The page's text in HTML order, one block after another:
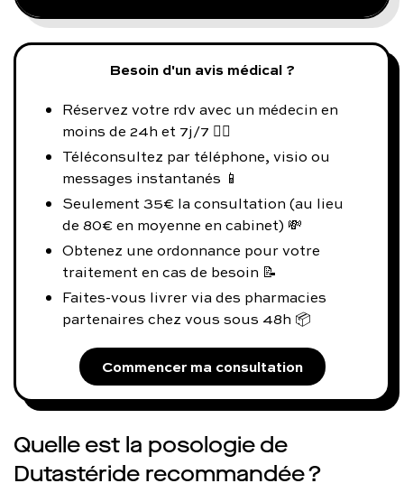
Besoin d'un avis médical ?
Réservez votre rdv avec un médecin en
moins de 24h et 7j/7 👨‍⚕️
Téléconsultez par téléphone, visio ou
messages instantanés 📱
Seulement 35€ la consultation (au lieu
de 80€ en moyenne en cabinet) 💸
Obtenez une ordonnance pour votre
traitement en cas de besoin 📝
Faites-vous livrer via des pharmacies
partenaires chez vous sous 48h 📦
Commencer ma consultation
Quelle est la posologie de
Dutastéride recommandée ?